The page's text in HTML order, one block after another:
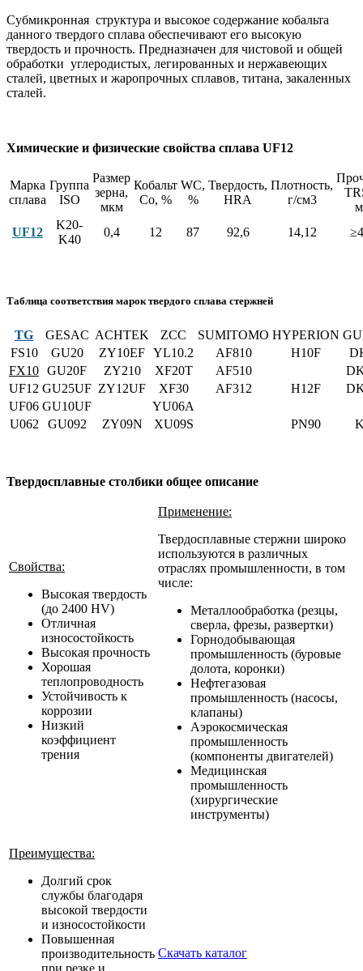
Субмикронная структура и высокое содержание кобальта
данного твердого сплава обеспечивают его высокую
твердость и прочность. Предназначен для чистовой и общей
обработки углеродистых, легированных и нержавеющих
сталей, цветных и жаропрочных сплавов, титана, закаленных
сталей.
Химические и физические свойства сплава UF12
Марка
сплава
Группа
ISO
Размер
зерна,
мкм
Кобальт
Co, %
WC,
%
Твердость,
HRA
Плотность,
г/см3
UF12
K20-
K40
0,4 12 87 92,6 14,12
Таблица соответствия марок твердого сплава стержней
TG GESAC ACHTEK ZCC SUMITOMO HYPERION
FS10
GU20 ZY10EF YL10.2 AF810 H10F
FX10 GU20F ZY210 XF20T AF510
UF12 GU25UF ZY12UF XF30 AF312 H12F
UF06 GU10UF
YU06A
U062
GU092 ZY09N XU09S PN90
Твердосплавные столбики общее описание
Свойства:
Высокая твердость
(до 2400 HV)
Отличная
износостойкость
Высокая прочность
Хорошая
теплопроводность
Устойчивость к
коррозии
Низкий
коэффициент
трения
Применение:
Твердосплавные стержни широко
используются в различных
отраслях промышленности, в том
числе:
Металлообработка (резцы,
сверла, фрезы, развертки)
Горнодобывающая
промышленность (буровые
долота, коронки)
Нефтегазовая
промышленность (насосы,
клапаны)
Аэрокосмическая
промышленность
(компоненты двигателей)
Медицинская
промышленность
(хирургические
инструменты)
Преимущества:
Долгий срок
службы благодаря
высокой твердости
и износостойкости
Повышенная
производительность Скачать каталог